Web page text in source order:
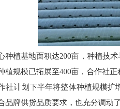
种植基地面积达200亩，种植技
植规模已拓展至400亩，合作社
社计划下半年将整体种植规模
品牌供货品质要求，也充分调动